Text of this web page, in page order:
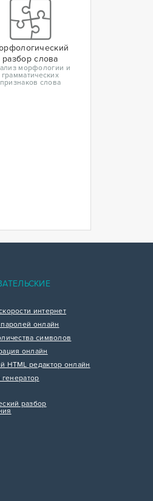
разбор слова
морфологии и
грамматических
признаков слова
интернет
онлайн
символов
онлайн
HTML редактор онлайн
разбор